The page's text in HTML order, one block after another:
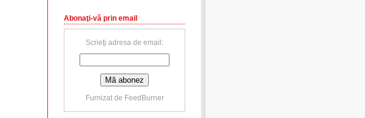
Abonaţi-vă prin email
Scrieţi adresa de email:
Furnizat de FeedBurner